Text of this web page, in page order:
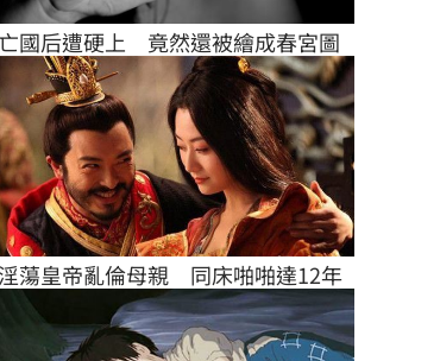
亡國后遭硬上　竟然還被繪成春宮圖
淫蕩皇帝亂倫母親　同床啪啪達12年